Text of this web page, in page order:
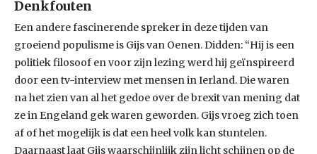
Denkfouten
Een andere fascinerende spreker in deze tijden van
groeiend populisme is Gijs van Oenen. Didden: “Hij is een
politiek filosoof en voor zijn lezing werd hij geïnspireerd
door een tv-interview met mensen in Ierland. Die waren
na het zien van al het gedoe over de brexit van mening dat
ze in Engeland gek waren geworden. Gijs vroeg zich toen
af of het mogelijk is dat een heel volk kan stuntelen.
Daarnaast laat Gijs waarschijnlijk zijn licht schijnen op de